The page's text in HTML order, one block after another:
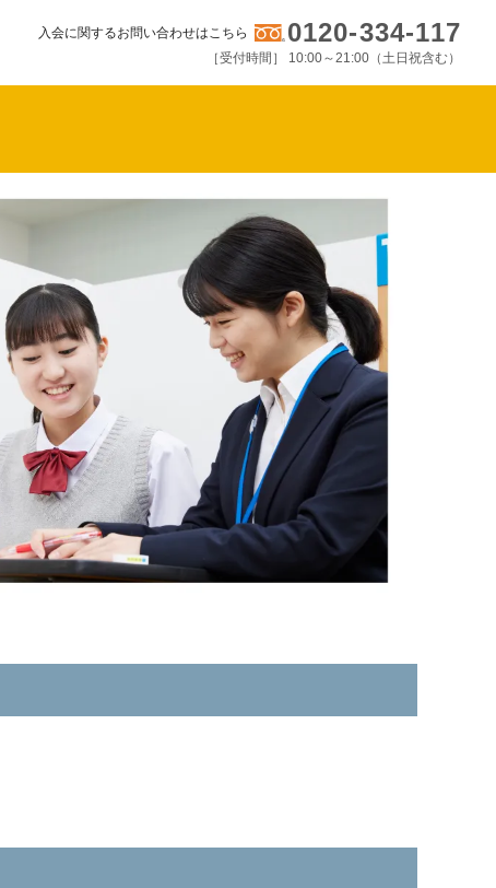
入会に関するお問い合わせはこちら 0120-334-117
［受付時間］ 10:00～21:00（土日祝含む）